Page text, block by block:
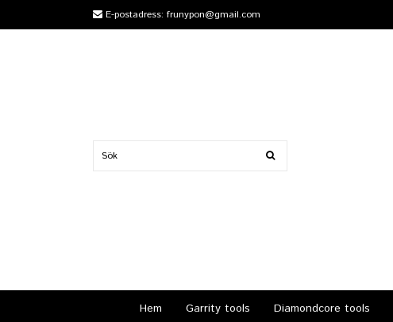
E-postadress: frunypon@gmail.com
Hem Garrity tools Diamondcore tools